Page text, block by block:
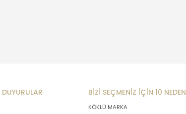
BİZİ SEÇMENİZ İÇİN 10 NEDEN
KÖKLÜ MARKA